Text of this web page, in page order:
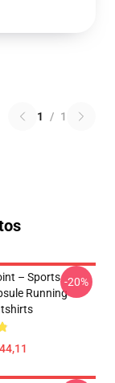
1 / 1
– Sports
Running
-20%